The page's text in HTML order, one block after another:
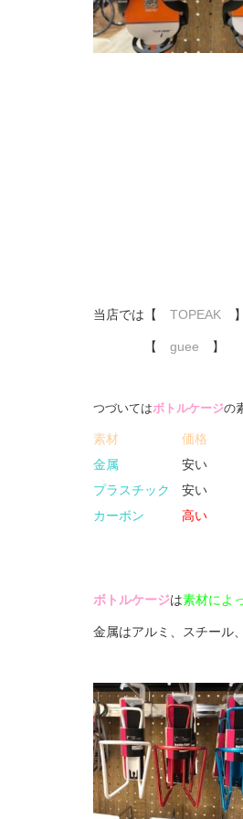
当店では【 TOPEAK
【 guee 】
つづいてはボトルケージの
素材 価格
金属
安い
プラスチック
安い
カーボン
高い
ボトルケージは素材によ
金属はアルミ、スチール